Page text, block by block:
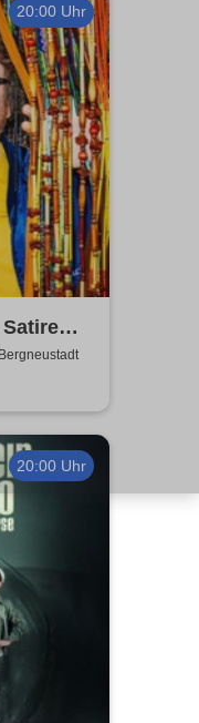
20:00 Uhr
20:00 Uhr